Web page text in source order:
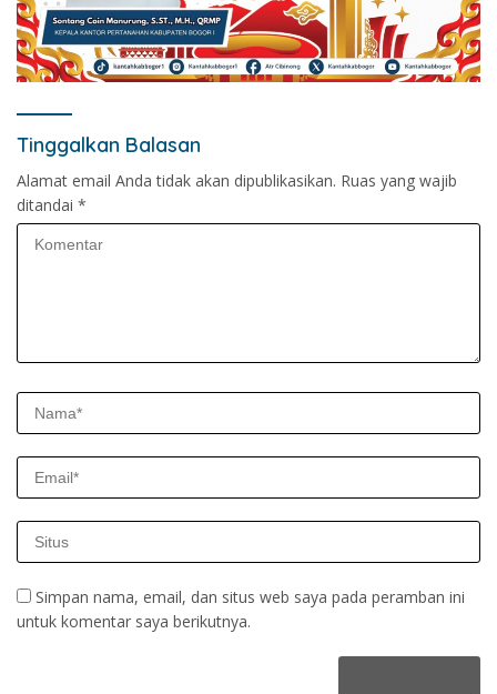
Tinggalkan Balasan
Alamat email Anda tidak akan dipublikasikan. Ruas yang wajib
ditandai *
Simpan nama, email, dan situs web saya pada peramban ini
untuk komentar saya berikutnya.